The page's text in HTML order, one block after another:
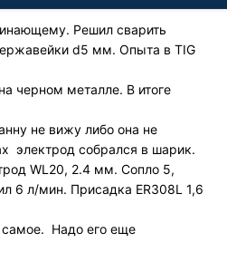
Решил сварить
d5 мм. Опыта в TIG
черном металле. В итоге
не вижу либо она не
электрод собрался в шарик.
WL20, 2.4 мм. Сопло 5,
6 л/мин. Присадка ER308L 1,6
самое. Надо его еще